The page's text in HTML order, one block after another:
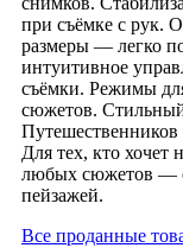
при съёмке с рук.
размеры — легко
интуитивное
съёмки. Режимы
сюжетов.
Для тех, кто
любых сюжетов —
пейзажей.
Все проданные